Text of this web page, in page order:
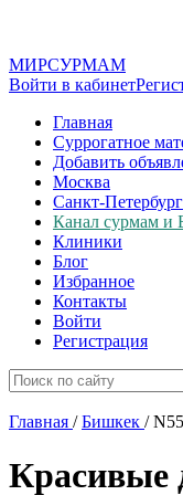
МИРСУРМАМ
Войти в кабинет
Главная
Суррогатное
Добавить
Москва
Санкт-Петербург
Канал сурмам и
Клиники
Блог
Избранное
Контакты
Войти
Регистрация
Главная / Бишкек /
Красивые